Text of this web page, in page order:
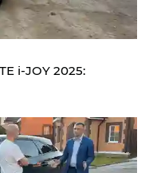
i‑JOY 2025: